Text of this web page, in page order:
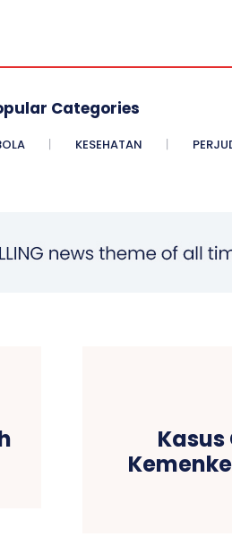
Categories
KESEHATAN
Kasus